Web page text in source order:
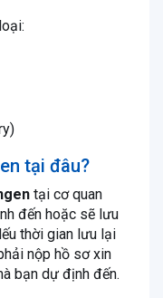
tại đâu?
tại cơ quan
đến hoặc sẽ lưu
thời gian lưu lại
nộp hồ sơ xin
bạn dự định đến.